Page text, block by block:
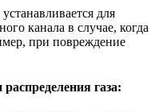
для
канала в случае, когда
при повреждение
газа: